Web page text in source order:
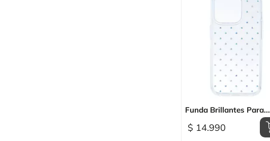
Vista rápida
Funda Brillantes Para...
$ 14.990